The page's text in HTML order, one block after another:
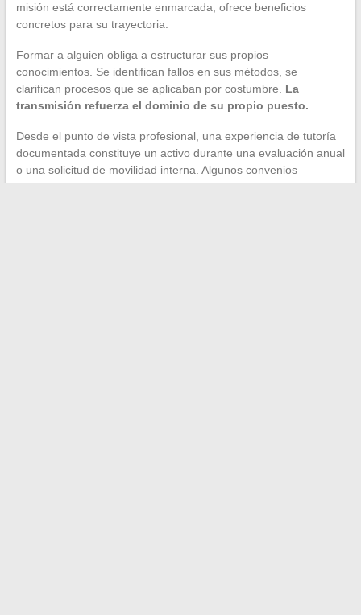
misión está correctamente enmarcada, ofrece beneficios
concretos para su trayectoria.
Formar a alguien obliga a estructurar sus propios
conocimientos. Se identifican fallos en sus métodos, se
clarifican procesos que se aplicaban por costumbre. La
transmisión refuerza el dominio de su propio puesto.
Desde el punto de vista profesional, una experiencia de tutoría
documentada constituye un activo durante una evaluación anual
o una solicitud de movilidad interna. Algunos convenios